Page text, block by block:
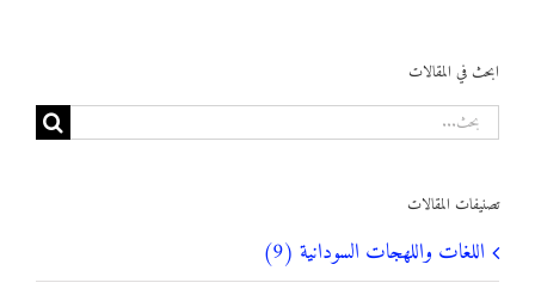
ابحث في المقالات
البحث
عن:
تصنيفات المقالات
اللغات واللهجات السودانية (9)